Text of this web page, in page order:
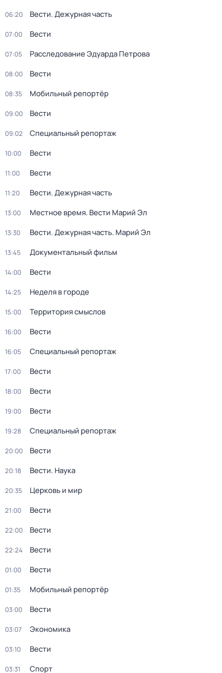
06:20 Вести. Дежурная часть
07:00 Вести
07:05 Расследование Эдуарда Петрова
08:00 Вести
08:35 Мобильный репортёр
09:00 Вести
09:02 Специальный репортаж
10:00 Вести
11:00 Вести
11:20 Вести. Дежурная часть
13:00 Местное время. Вести Марий Эл
13:30 Вести. Дежурная часть. Марий Эл
13:45 Документальный фильм
14:00 Вести
14:25 Неделя в городе
15:00 Территория смыслов
16:00 Вести
16:05 Специальный репортаж
17:00 Вести
18:00 Вести
19:00 Вести
19:28 Специальный репортаж
20:00 Вести
20:18 Вести. Наука
20:35 Церковь и мир
21:00 Вести
22:00 Вести
22:24 Вести
01:00 Вести
01:35 Мобильный репортёр
03:00 Вести
03:07 Экономика
03:10 Вести
03:31 Спорт